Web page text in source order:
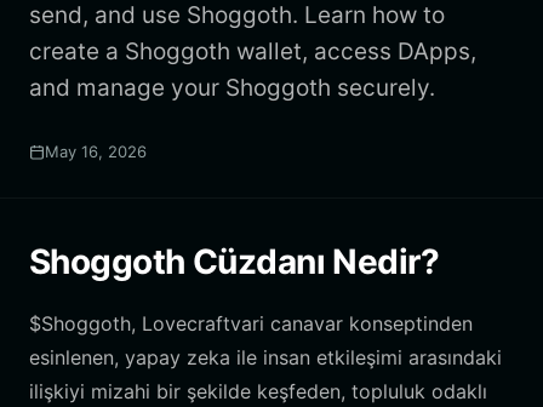
send, and use Shoggoth. Learn how to
create a Shoggoth wallet, access DApps,
and manage your Shoggoth securely.
May 16, 2026
Shoggoth Cüzdanı Nedir?
$Shoggoth, Lovecraftvari canavar konseptinden
esinlenen, yapay zeka ile insan etkileşimi arasındaki
ilişkiyi mizahi bir şekilde keşfeden, topluluk odaklı